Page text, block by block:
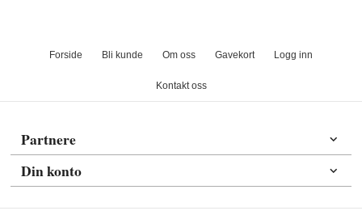
Forside Bli kunde Om oss Gavekort Logg inn
Kontakt oss
Partnere
Din konto